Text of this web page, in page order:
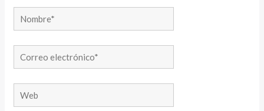
Nombre*
Correo
electrónico*
Web